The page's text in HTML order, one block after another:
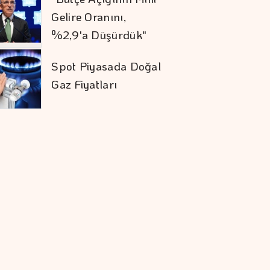
Gelire Oranını,
%2,9'a Düşürdük"
Spot Piyasada Doğal
Gaz Fiyatları